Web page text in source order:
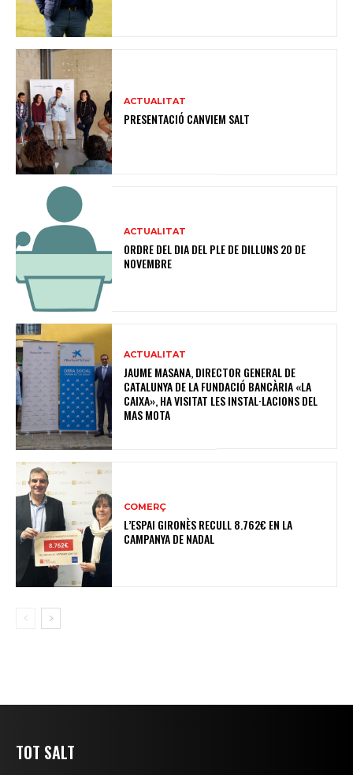
ACTUALITAT
PRESENTACIÓ CANVIEM SALT
ACTUALITAT
ORDRE DEL DIA DEL PLE DE DILLUNS 20 DE
NOVEMBRE
ACTUALITAT
JAUME MASANA, DIRECTOR GENERAL DE
CATALUNYA DE LA FUNDACIÓ BANCÀRIA «LA
CAIXA», HA VISITAT LES INSTAL·LACIONS DEL
MAS MOTA
COMERÇ
L’ESPAI GIRONÈS RECULL 8.762€ EN LA
CAMPANYA DE NADAL
TOT SALT